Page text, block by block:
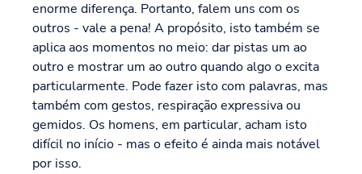
enorme diferença. Portanto, falem uns com os
outros - vale a pena! A propósito, isto também se
aplica aos momentos no meio: dar pistas um ao
outro e mostrar um ao outro quando algo o excita
particularmente. Pode fazer isto com palavras, mas
também com gestos, respiração expressiva ou
gemidos. Os homens, em particular, acham isto
difícil no início - mas o efeito é ainda mais notável
por isso.